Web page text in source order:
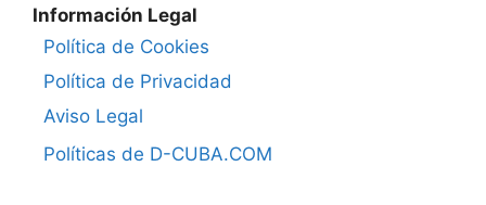
Información Legal
Política de Cookies
Política de Privacidad
Aviso Legal
Políticas de D-CUBA.COM